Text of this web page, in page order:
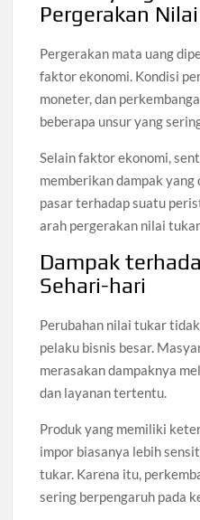
Pergerakan
Pergerakan mata uang
faktor ekonomi. Kondisi
moneter, dan
beberapa unsur yang
Selain faktor ekonomi,
memberikan dampak yang
pasar terhadap suatu
arah pergerakan nilai
Dampak
Sehari-hari
Perubahan nilai tukar
pelaku bisnis besar.
merasakan dampaknya
dan layanan tertentu.
Produk yang memiliki
impor biasanya lebih
tukar. Karena itu,
sering berpengaruh pada